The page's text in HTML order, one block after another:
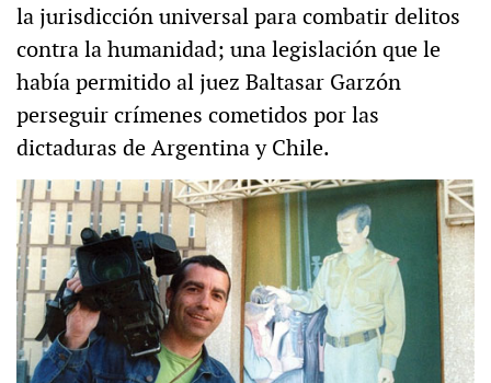
la jurisdicción universal para combatir delitos
contra la humanidad; una legislación que le
había permitido al juez Baltasar Garzón
perseguir crímenes cometidos por las
dictaduras de Argentina y Chile.